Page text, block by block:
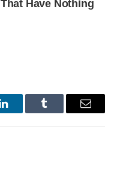
LinkedInTumblr Email